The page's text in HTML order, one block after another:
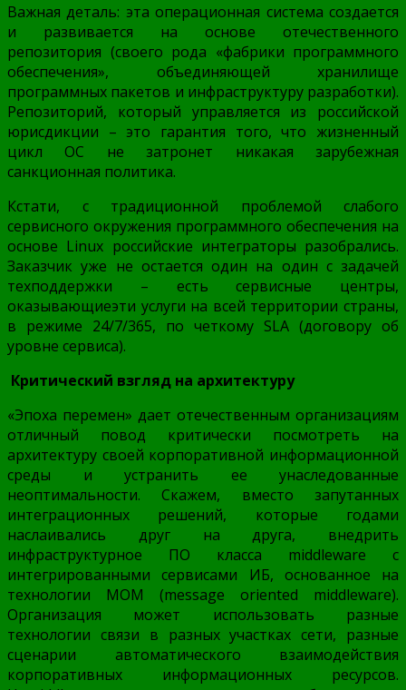
Важная деталь: эта операционная система создается
и развивается на основе отечественного
репозитория (своего рода «фабрики программного
обеспечения», объединяющей хранилище
программных пакетов и инфраструктуру разработки).
Репозиторий, который управляется из российской
юрисдикции – это гарантия того, что жизненный
цикл ОС не затронет никакая зарубежная
санкционная политика.
Кстати, с традиционной проблемой слабого
сервисного окружения программного обеспечения на
основе Linux российские интеграторы разобрались.
Заказчик уже не остается один на один с задачей
техподдержки – есть сервисные центры,
оказывающиеэти услуги на всей территории страны,
в режиме 24/7/365, по четкому SLA (договору об
уровне сервиса).
Критический взгляд на архитектуру
«Эпоха перемен» дает отечественным организациям
отличный повод критически посмотреть на
архитектуру своей корпоративной информационной
среды и устранить ее унаследованные
неоптимальности. Скажем, вместо запутанных
интеграционных решений, которые годами
наслаивались друг на друга, внедрить
инфраструктурное ПО класса middleware с
интегрированными сервисами ИБ, основанное на
технологии MOM (message oriented middleware).
Организация может использовать разные
технологии связи в разных участках сети, разные
сценарии автоматического взаимодействия
корпоративных информационных ресурсов.